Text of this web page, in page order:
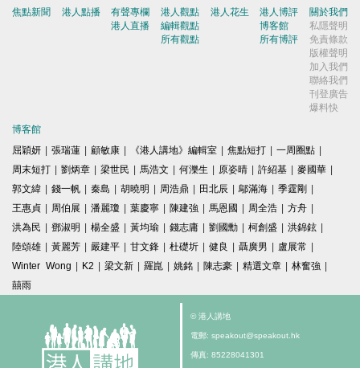
焦點新聞 港人點播
有聲專欄
港人直播
港人觀點
編輯觀點
所有觀點
港人花生
港人博評
博客館
所有博評
關於我們
私隱聲明
免責條款
版權聲明
加入我們
聯絡我們
刊登廣告
爆料快
博客館
屈穎妍 | 張瑞蓮 | 顧敏康 | 《港人講地》編輯室 | 焦點短打 | 一周圈點 |
周末短打 | 劉炳章 | 梁世民 | 馬浩文 | 何濼生 | 原姿晴 | 許紹基 | 麥國華 |
郭文緯 | 錢一帆 | 秦島 | 胡曉明 | 周浩鼎 | 田北辰 | 鄔滿海 | 季霆剛 |
王惠貞 | 周伯展 | 潘麗瓊 | 葉慶寧 | 陳建強 | 馬恩國 | 周全浩 | 方舟 |
洪為民 | 鄧淑明 | 楊全盛 | 黃均瑜 | 錢志庸 | 劉國勳 | 柯創盛 | 洪錦鉉 |
陸頌雄 | 黃麗芳 | 嚴建平 | 甘文鋒 | 杜礎圻 | 健良 | 聶廣男 | 盧展常 |
Winter Wong | K2 | 梁文新 | 羅崑 | 姚銘 | 陳志豪 | 精選文章 | 林奮強 |
囍雨
© 港人講地
電郵: speakout@speakout.hk
傳真: 85228041301